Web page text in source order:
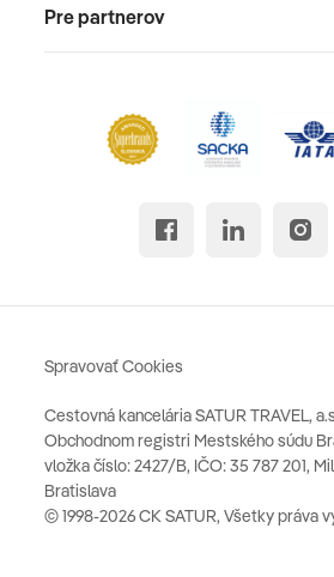
Pre partnerov
Cestovná kancelária SATUR TRAVEL,
Obchodnom registri Mestského súdu
vložka číslo: 2427/B, IČO: 35 787 201,
Bratislava
© 1998-2026 CK SATUR, Všetky práva
Spravovať Cookies